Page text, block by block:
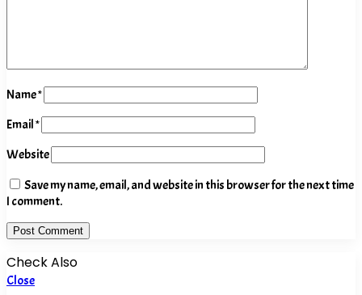
Name*
Email*
Website
Save my name, email, and website in this browser for the next time
I comment.
Check Also
Close